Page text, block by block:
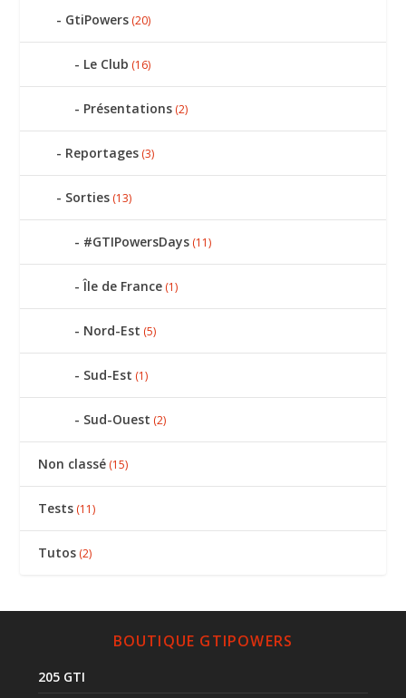
GtiPowers (20)
Le Club (16)
Présentations (2)
Reportages (3)
Sorties (13)
#GTIPowersDays (11)
Île de France (1)
Nord-Est (5)
Sud-Est (1)
Sud-Ouest (2)
Non classé (15)
Tests (11)
Tutos (2)
BOUTIQUE GTIPOWERS
205 GTI